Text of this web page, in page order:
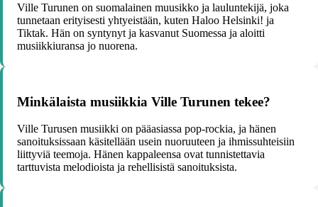
Ville Turunen on suomalainen muusikko ja lauluntekijä, joka
tunnetaan erityisesti yhtyeistään, kuten Haloo Helsinki! ja
Tiktak. Hän on syntynyt ja kasvanut Suomessa ja aloitti
musiikkiuransa jo nuorena.
Minkälaista musiikkia Ville Turunen tekee?
Ville Turusen musiikki on pääasiassa pop-rockia, ja hänen
sanoituksissaan käsitellään usein nuoruuteen ja ihmissuhteisiin
liittyviä teemoja. Hänen kappaleensa ovat tunnistettavia
tarttuvista melodioista ja rehellisistä sanoituksista.